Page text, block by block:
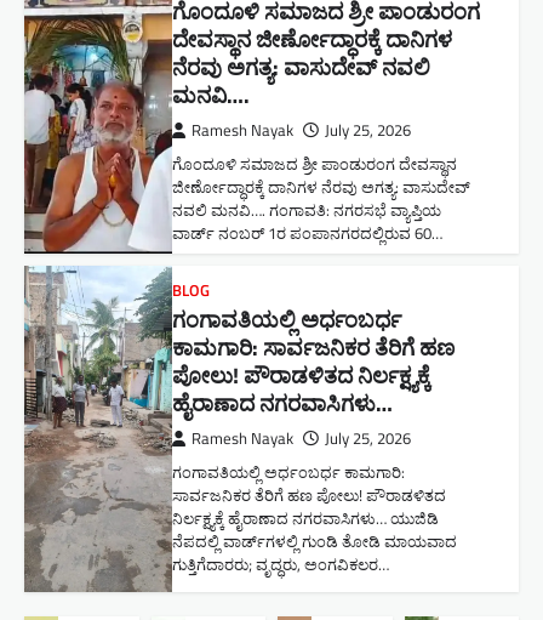
ಗೊಂದೂಳಿ ಸಮಾಜದ ಶ್ರೀ ಪಾಂಡುರಂಗ
ದೇವಸ್ಥಾನ ಜೀರ್ಣೋದ್ಧಾರಕ್ಕೆ ದಾನಿಗಳ
ನೆರವು ಅಗತ್ಯ: ವಾಸುದೇವ್ ನವಲಿ
ಮನವಿ​….
Ramesh Nayak July 25, 2026
ಗೊಂದೂಳಿ ಸಮಾಜದ ಶ್ರೀ ಪಾಂಡುರಂಗ ದೇವಸ್ಥಾನ
ಜೀರ್ಣೋದ್ಧಾರಕ್ಕೆ ದಾನಿಗಳ ನೆರವು ಅಗತ್ಯ: ವಾಸುದೇವ್
ನವಲಿ ಮನವಿ​…. ಗಂಗಾವತಿ: ​ನಗರಸಭೆ ವ್ಯಾಪ್ತಿಯ
ವಾರ್ಡ್ ನಂಬರ್ 1ರ ಪಂಪಾನಗರದಲ್ಲಿರುವ 60…
BLOG
ಗಂಗಾವತಿಯಲ್ಲಿ ಅರ್ಧಂಬರ್ಧ
ಕಾಮಗಾರಿ: ಸಾರ್ವಜನಿಕರ ತೆರಿಗೆ ಹಣ
ಪೋಲು! ಪೌರಾಡಳಿತದ ನಿರ್ಲಕ್ಷ್ಯಕ್ಕೆ
ಹೈರಾಣಾದ ನಗರವಾಸಿಗಳು​…
Ramesh Nayak July 25, 2026
ಗಂಗಾವತಿಯಲ್ಲಿ ಅರ್ಧಂಬರ್ಧ ಕಾಮಗಾರಿ:
ಸಾರ್ವಜನಿಕರ ತೆರಿಗೆ ಹಣ ಪೋಲು! ಪೌರಾಡಳಿತದ
ನಿರ್ಲಕ್ಷ್ಯಕ್ಕೆ ಹೈರಾಣಾದ ನಗರವಾಸಿಗಳು​… ಯುಜಿಡಿ
ನೆಪದಲ್ಲಿ ವಾರ್ಡ್‌ಗಳಲ್ಲಿ ಗುಂಡಿ ತೋಡಿ ಮಾಯವಾದ
ಗುತ್ತಿಗೆದಾರರು; ವೃದ್ಧರು, ಅಂಗವಿಕಲರ…